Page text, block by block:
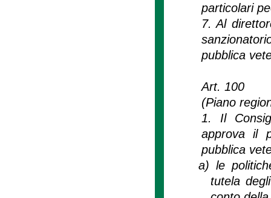
particolari
7. Al
pubblica
Art. 100
(Piano
1. Il
approva il
pubblica
a) le
tutela